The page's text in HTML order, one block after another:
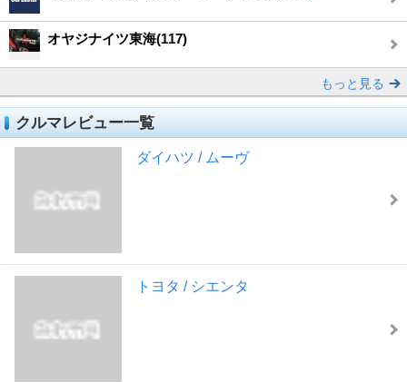
オヤジナイツ東海(117)
もっと見る
クルマレビュー一覧
ダイハツ / ムーヴ
トヨタ / シエンタ